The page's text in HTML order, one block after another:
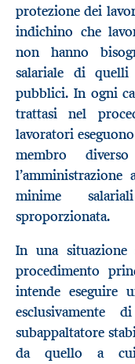
protezione dei
indichino che
non hanno
salariale di
pubblici. In ogni
trattasi nel
lavoratori
membro
minime
sproporzionata.
In una
procedimento
intende eseguire
esclusivamente
subappaltatore
da quello a cui